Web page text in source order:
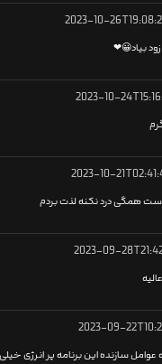
2023-10-
بیاد😀❤
2023-10-
2023-10-
دست همگی درد نکنه لذت بردم
2023-09-
2023-09-
سازنده این برنامه پر انرژی خیلی